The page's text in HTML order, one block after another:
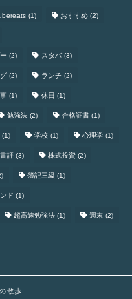
(1) おすすめ (2)
(2) スタバ (3)
(2) ランチ (2)
(1) 休日 (1)
勉強法 (2) 合格証書 (1)
(1) 学校 (1) 心理学 (1)
書評 (3) 株式投資 (2)
簿記三級 (1)
ド (1)
超高速勉強法 (1) 週末 (2)
散歩